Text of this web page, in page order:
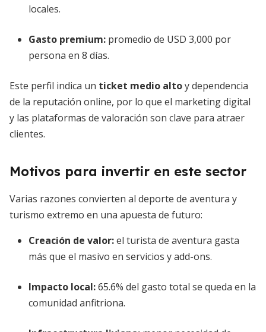
locales.
Gasto premium: promedio de USD 3,000 por
persona en 8 días.
Este perfil indica un ticket medio altoy dependencia
de la reputación online, por lo que el marketing digital
y las plataformas de valoración son clave para atraer
clientes.
Motivos para invertir en este sector
Varias razones convierten al deporte de aventura y
turismo extremo en una apuesta de futuro:
Creación de valor:el turista de aventura gasta
más que el masivo en servicios y add-ons.
Impacto local:65.6% del gasto total se queda en la
comunidad anfitriona.